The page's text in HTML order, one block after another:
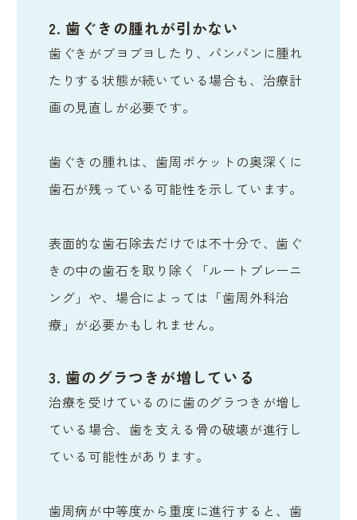
2. 歯ぐきの腫れが引かない
歯ぐきがブヨブヨしたり、パンパンに腫れ
たりする状態が続いている場合も、治療計
画の見直しが必要です。
歯ぐきの腫れは、歯周ポケットの奥深くに
歯石が残っている可能性を示しています。
表面的な歯石除去だけでは不十分で、歯ぐ
きの中の歯石を取り除く「ルートプレーニ
ング」や、場合によっては「歯周外科治
療」が必要かもしれません。
3. 歯のグラつきが増している
治療を受けているのに歯のグラつきが増し
ている場合、歯を支える骨の破壊が進行し
ている可能性があります。
歯周病が中等度から重度に進行すると、歯